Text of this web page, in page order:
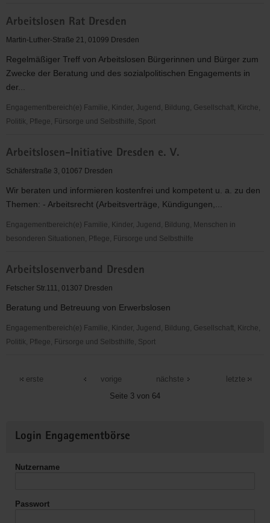
"Entwicklungshilfe"
e.
Arbeitslosen Rat Dresden
Martin-Luther-Straße 21, 01099 Dresden
Regelmäßiger Treff von Arbeitslosen Bürgerinnen und Bürger zum
Zwecke der Beratung und des sozialpolitischen Engagements in
der...
Engagementbereich(e) Familie, Kinder, Jugend, Bildung, Gesellschaft, Kirche,
Politik, Pflege, Fürsorge und Selbsthilfe, Sport
Rat
Dresden
Arbeitslosen-Initiative Dresden e. V.
Schäferstraße 3, 01067 Dresden
Wir beraten und informieren kostenfrei und kompetent u. a. zu den
Themen: - Arbeitsrecht (Arbeitsverträge, Kündigungen,...
Engagementbereich(e) Familie, Kinder, Jugend, Bildung, Menschen in
besonderen Situationen, Pflege, Fürsorge und Selbsthilfe
Initiative
Dresden
V.
Arbeitslosenverband Dresden
Fetscher Str.111, 01307 Dresden
Beratung und Betreuung von Erwerbslosen
Engagementbereich(e) Familie, Kinder, Jugend, Bildung, Gesellschaft, Kirche,
Politik, Pflege, Fürsorge und Selbsthilfe, Sport
Dresden
erste
vorige
Seite 3 von 64
nächste letzte
Informationen
Login Engagementbörse
Nutzername
Passwort